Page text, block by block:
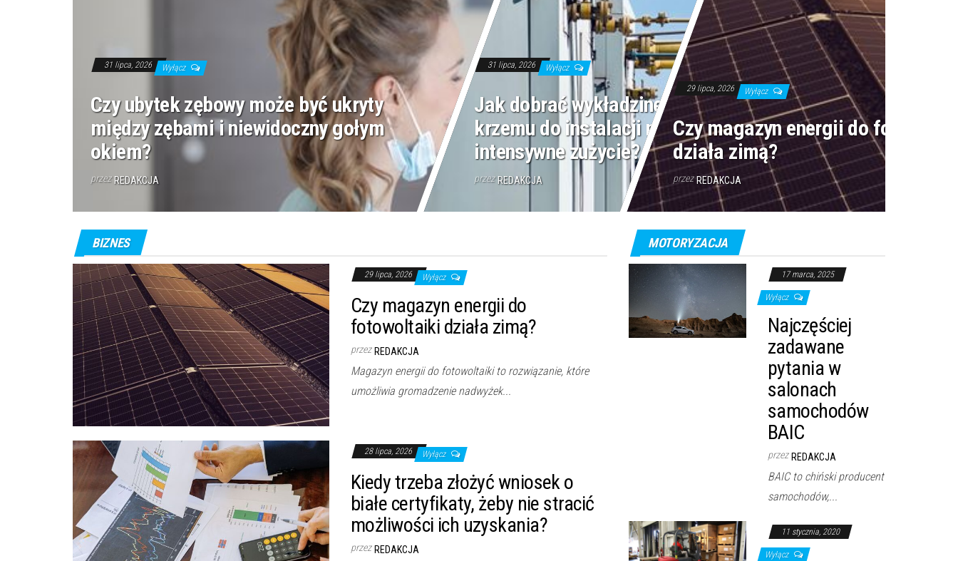
31 lipca, 2026 Wyłącz
Czy ubytek zębowy może być ukryty
między zębami i niewidoczny gołym
okiem?
przez REDAKCJA
31 lipca, 2026 Wyłącz
Jak dobrać wykładzinę z węglika
krzemu do instalacji narażonej na
intensywne zużycie?
przez REDAKCJA
29 lipca, 2026 Wyłącz
Czy magazyn energii do
działa zimą?
przez REDAKCJA
BIZNES
29 lipca, 2026 Wyłącz
Czy magazyn energii do
fotowoltaiki działa zimą?
przez REDAKCJA
Magazyn energii do fotowoltaiki to rozwiązanie, które
umożliwia gromadzenie nadwyżek...
28 lipca, 2026 Wyłącz
Kiedy trzeba złożyć wniosek o
białe certyfikaty, żeby nie stracić
możliwości ich uzyskania?
przez REDAKCJA
MOTORYZACJA
17 marca, 2025
Wyłącz
Najczęściej
zadawane
pytania w
salonach
samochodów
BAIC
przez REDAKCJA
BAIC to chiński producent
samochodów,...
11 stycznia, 2020
Wyłącz